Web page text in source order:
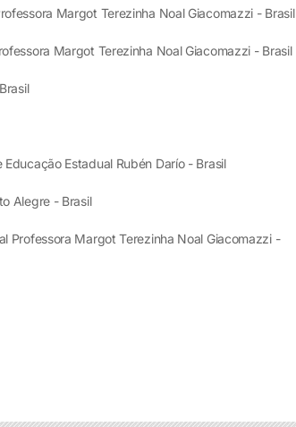
Margot Terezinha Noal Giacomazzi - Brasil
Margot Terezinha Noal Giacomazzi - Brasil
Estadual Rubén Darío - Brasil
Alegre - Brasil
Professora Margot Terezinha Noal Giacomazzi -